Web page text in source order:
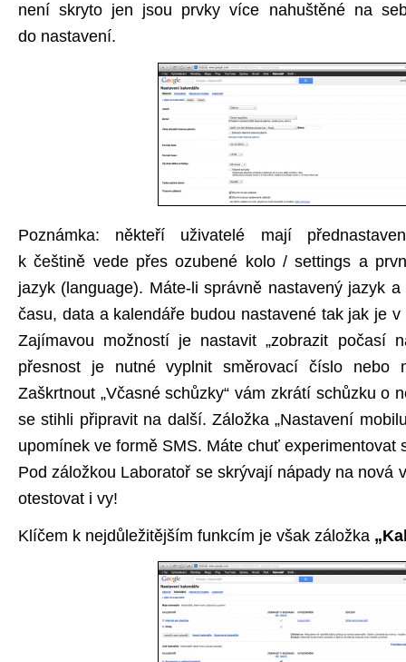
není skryto jen jsou prvky více nahuštěné na
do nastavení.
Poznámka: někteří uživatelé mají
k češtině vede přes ozubené kolo / settings a
jazyk (language). Máte-li správně nastavený jazyk
času, data a kalendáře budou nastavené tak jak je
Zajímavou možností je nastavit „zobrazit počasí
přesnost je nutné vyplnit směrovací číslo nebo
Zaškrtnout „Včasné schůzky“ vám zkrátí schůzku o
se stihli připravit na další. Záložka „Nastavení
upomínek ve formě SMS. Máte chuť experimentovat
Pod záložkou Laboratoř se skrývají nápady na nová
otestovat i vy!
Klíčem k nejdůležitějším funkcím je však záložka